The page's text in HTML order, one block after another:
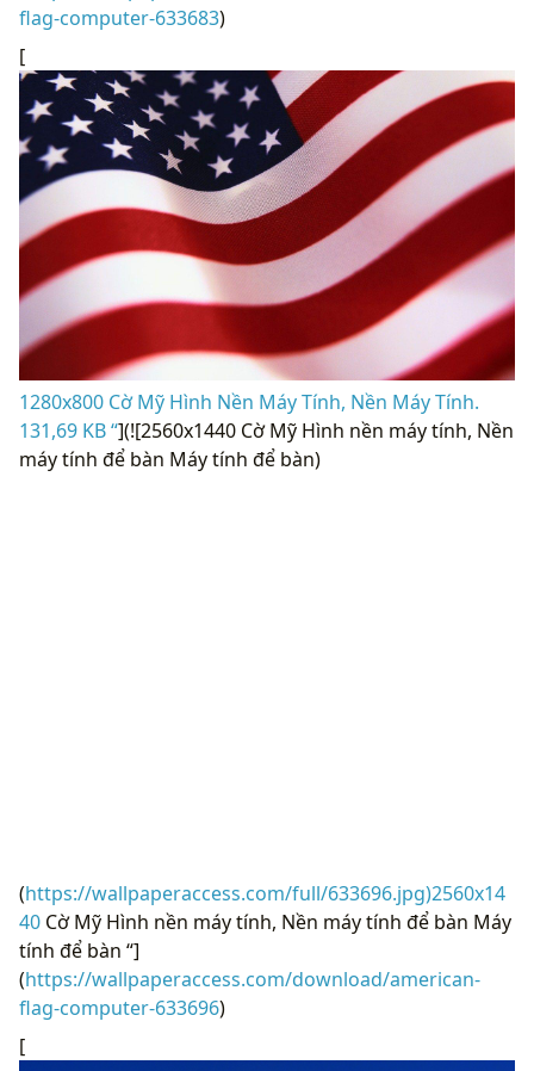
flag-computer-633683)
[
1280x800 Cờ ​​Mỹ Hình Nền Máy Tính, Nền Máy Tính.
131,69 KB “](![2560x1440 Cờ Mỹ Hình nền máy tính, Nền
máy tính để bàn Máy tính để bàn)
(https://wallpaperaccess.com/full/633696.jpg)2560x14
40 Cờ Mỹ Hình nền máy tính, Nền máy tính để bàn Máy
tính để bàn “]
(https://wallpaperaccess.com/download/american-
flag-computer-633696)
[